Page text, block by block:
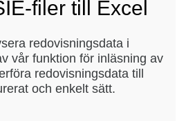
filer till Excel
redovisningsdata i
vår funktion för inläsning av
redovisningsdata till
och enkelt sätt.